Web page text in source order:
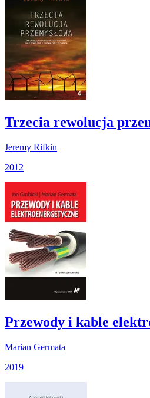
Trzecia rewolucja
Jeremy Rifkin
2012
Przewody i kable
Marian Germata
2019